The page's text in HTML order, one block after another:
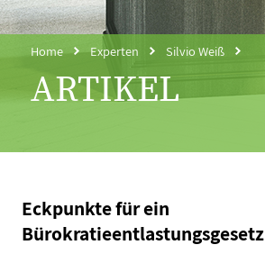
Home Experten Silvio Weiß
ARTIKEL
Eckpunkte für ein
Bürokratieentlastungsgesetz